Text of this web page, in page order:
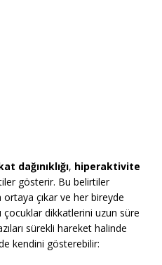
dağınıklığı, hiperaktivite
gösterir. Bu belirtiler
çıkar ve her bireyde
çocuklar dikkatlerini uzun süre
sürekli hareket halinde
kendini gösterebilir: